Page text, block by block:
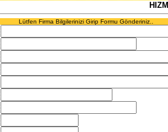
Lütfen Firma Bilgilerinizi Girip Formu Gönderiniz..